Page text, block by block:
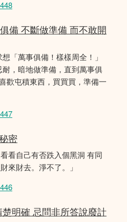
備 不斷做準備 而不敢開
「萬事俱備！樣樣周全！」
，暗地做準備，直到萬事俱
歡屯積東西，買買買，準備一
密
看自己有否跌入個黑洞 有同
來財去。淨不了。」
明確 忌問非所答說廢計